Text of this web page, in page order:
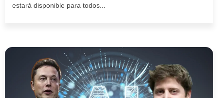
estará disponible para todos...